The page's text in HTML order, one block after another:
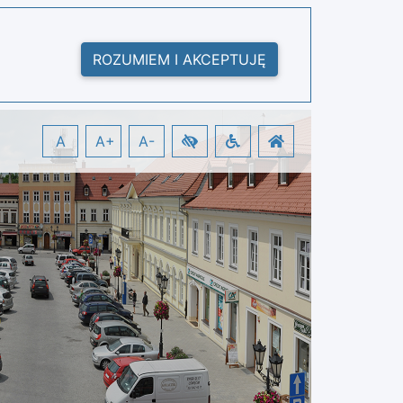
ROZUMIEM I AKCEPTUJĘ
A A+ A-